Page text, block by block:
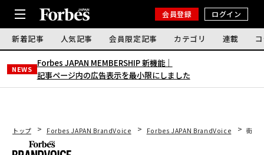
会員登録 ログイン
新着記事 人気記事 会員限定記事 カテゴリ 連載
NEWS
Forbes JAPAN MEMBERSHIP 新機能｜
記事ページ内の広告表示を最小限にしました
トップ Forbes JAPAN BrandVoice Forbes JAPAN BrandVoice 街を